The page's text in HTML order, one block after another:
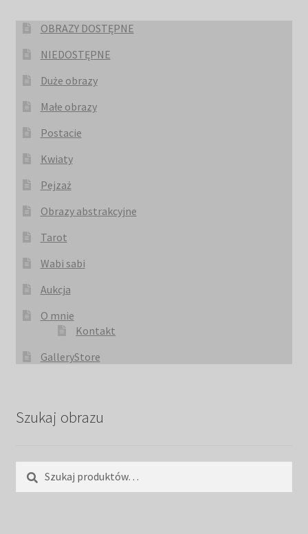
OBRAZY DOSTĘPNE
NIEDOSTĘPNE
Duże obrazy
Małe obrazy
Postacie
Kwiaty
Pejzaż
Obrazy abstrakcyjne
Tarot
Wabi sabi
Aukcja
O mnie
Kontakt
GalleryStore
Szukaj obrazu
Szukaj:
Szukaj